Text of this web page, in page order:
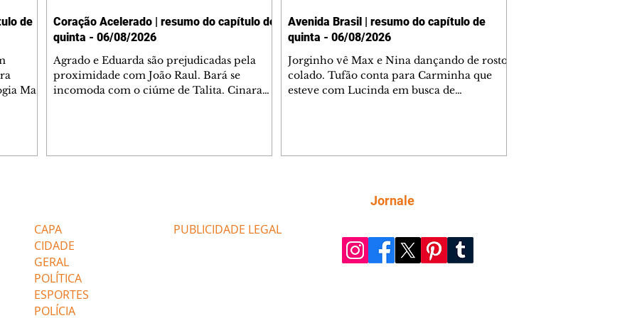
de
Mau
Coração Acelerado | resumo do capítulo de
quinta - 06/08/2026
Agrado e Eduarda são prejudicadas pela
proximidade com João Raul. Bará se
incomoda com o ciúme de Talita. Cinara
ajudar João Raul sem prejudicar a amiga.
Avenida Brasil | resumo do capítulo de
quinta - 06/08/2026
Jorginho vê Max e Nina dançando de rosto
colado. Tufão conta para Carminha que
esteve com Lucinda em busca de
Verônica e Noêmia perseguem Cadinho na
praia deserta. Dolores sugere que Roni peça
fugir da praia
CAPA
CIDADE
GERAL
POLÍTICA
ESPORTES
POLÍCIA
PUBLICIDADE LEGAL
Jornale